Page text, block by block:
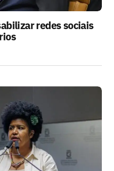
redes sociais